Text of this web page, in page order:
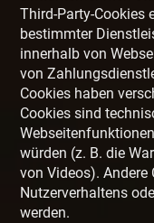
Third-Party-Cookies
bestimmter
innerhalb von
von
Cookies haben
Cookies sind
würden (z. B. die
von Videos).
Nutzerverhaltens
werden.